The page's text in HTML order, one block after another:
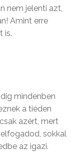
nem jelenti azt,
Amint erre
is.
mindenben
a tiéden
azért, mert
sokkal
az igazi.